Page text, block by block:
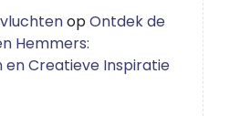
opOntdek de
Hemmers:
Creatieve Inspiratie